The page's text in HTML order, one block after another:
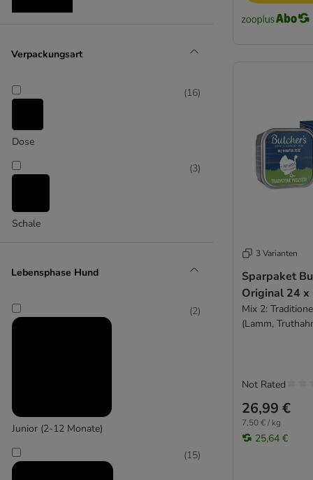
Bozita
Butcher's
Caniland
Crave
Dogs'n Tiger
Encore
Hardys
Isegrim
Verpackungsart
Dose
(16)
Schale
(3)
Lebensphase Hund
Junior (2-12 Monate)
(2)
(15)
3 Varianten
Sparpaket
Original 24 x
Mix 2:
(Lamm,
26,99 €
7,50 € / kg
25,64 €
Not Rated